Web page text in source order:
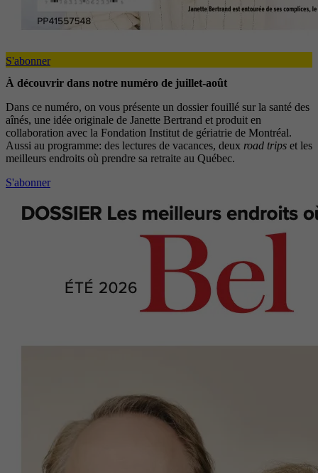
S'abonner
À découvrir dans notre numéro de juillet-août
Dans ce numéro, on vous présente un dossier fouillé sur la santé des
aînés, une idée originale de Janette Bertrand et produit en
collaboration avec la Fondation Institut de gériatrie de Montréal.
Aussi au programme: des lectures de vacances, deux road trips et les
meilleurs endroits où prendre sa retraite au Québec.
S'abonner